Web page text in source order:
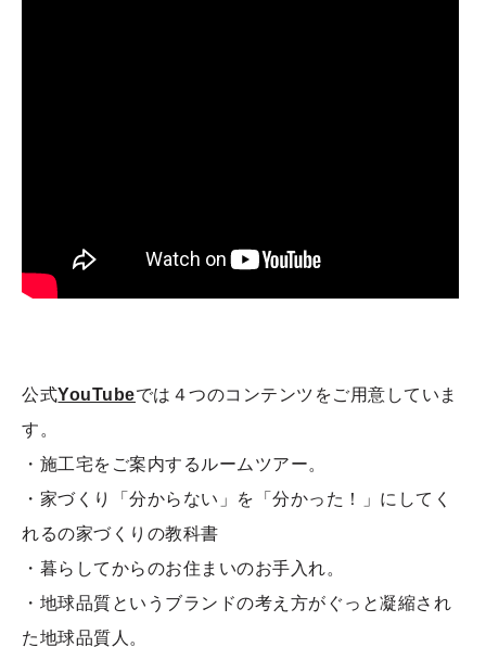
公式YouTubeでは４つのコンテンツをご用意していま
す。
・施工宅をご案内するルームツアー。
・家づくり「分からない」を「分かった！」にしてく
れるの家づくりの教科書
・暮らしてからのお住まいのお手入れ。
・地球品質というブランドの考え方がぐっと凝縮され
た地球品質人。